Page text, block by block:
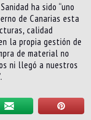
ha sido “uno
de Canarias esta
calidad
la propia gestión de
de material no
ni llegó a nuestros